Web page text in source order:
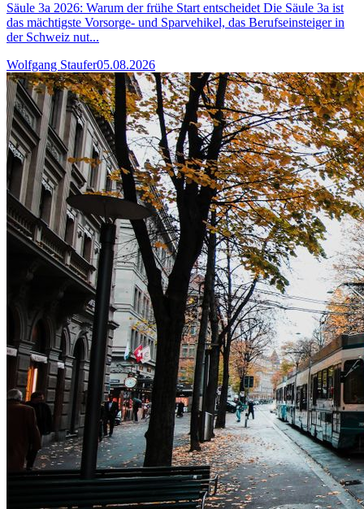
Säule 3a 2026: Warum der frühe Start entscheidet Die Säule 3a ist
das mächtigste Vorsorge- und Sparvehikel, das Berufseinsteiger in
der Schweiz nut...
Wolfgang Staufer05.08.2026